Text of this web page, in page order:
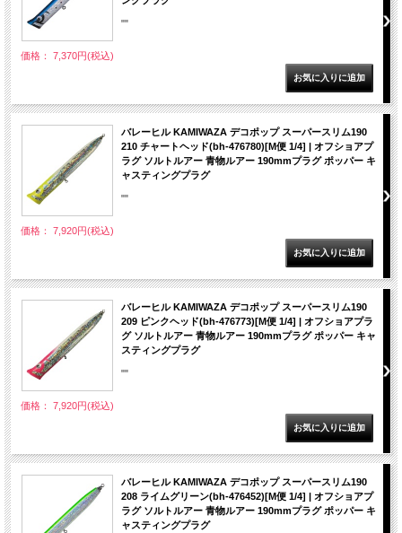
""
価格： 7,370円(税込)
バレーヒル KAMIWAZA デコポップ スーパースリム190
210 チャートヘッド(bh-476780)[M便 1/4] | オフショアプ
ラグ ソルトルアー 青物ルアー 190mmプラグ ポッパー キ
ャスティングプラグ
""
価格： 7,920円(税込)
バレーヒル KAMIWAZA デコポップ スーパースリム190
209 ピンクヘッド(bh-476773)[M便 1/4] | オフショアプラ
グ ソルトルアー 青物ルアー 190mmプラグ ポッパー キャ
スティングプラグ
""
価格： 7,920円(税込)
バレーヒル KAMIWAZA デコポップ スーパースリム190
208 ライムグリーン(bh-476452)[M便 1/4] | オフショアプ
ラグ ソルトルアー 青物ルアー 190mmプラグ ポッパー キ
ャスティングプラグ